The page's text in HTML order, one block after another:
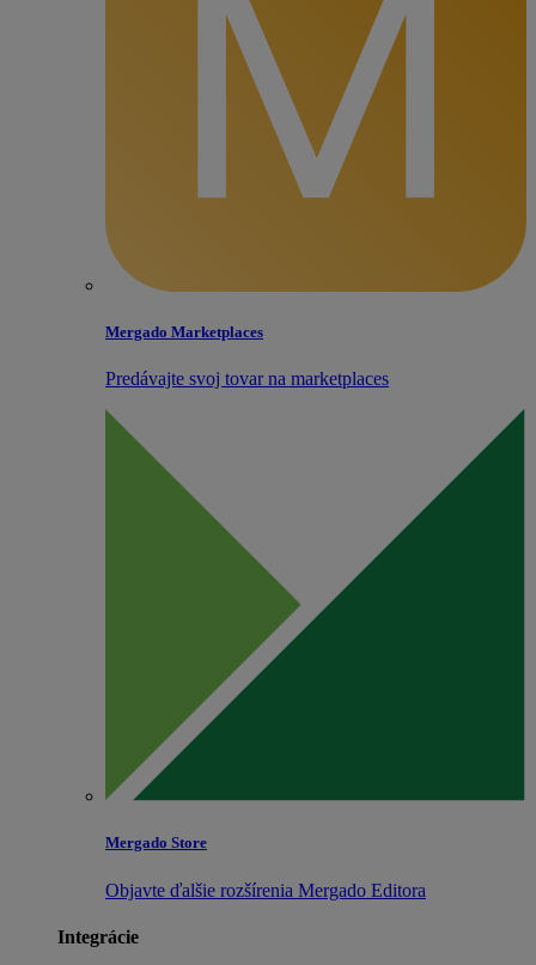
Mergado Marketplaces
Predávajte svoj tovar na marketplaces
Mergado Store
Objavte ďalšie rozšírenia Mergado Editora
Integrácie